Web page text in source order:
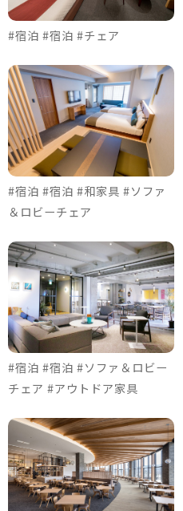
#宿泊 #宿泊 #チェア
#宿泊 #宿泊 #和家具 #ソファ
＆ロビーチェア
#宿泊 #宿泊 #ソファ＆ロビー
チェア #アウトドア家具